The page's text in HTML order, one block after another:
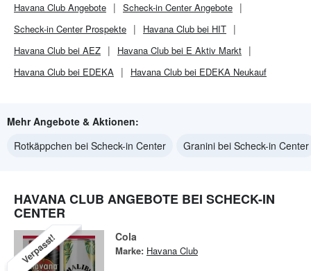
Havana Club Angebote Scheck-in CenterAngebote
Scheck-in CenterProspekte
Havana Club bei HIT
Havana Club bei AEZ
Havana Club bei E Aktiv Markt
Havana Club bei EDEKA
Havana Club bei EDEKA Neukauf
Mehr Angebote & Aktionen:
Rotkäppchen bei Scheck-in Center
Granini bei Scheck-in Center
HAVANA CLUB ANGEBOTE BEI SCHECK-IN
CENTER
Verpasst! Cola
Marke: Havana Club